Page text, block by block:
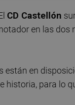
CD Castellón
en las
están en
historia, para lo